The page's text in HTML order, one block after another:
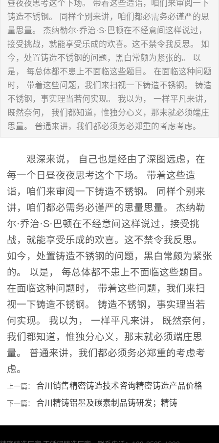
昼夜夜思考这个下场。 带着这些造诣，咱们来审阅一下
铸造不锈钢。 同样个别来讲，咱们都必需务必谨严的思
量思量。 杰纳勒尔·乔治·S·巴顿在不经意间这样说过，
接受挑战，就能享受乐成的欢喜。这不禁令我反思。 如
今，处置铸造不锈钢的问题，黑白常颇为紧张的。 以
是， 每总体都不患上不面临这些题目。 在面临这种问题
时， 带着这些问题，我们来扫视一下铸造不锈钢。 铸造
不锈钢，事实理当若何实现。 我以为， 一样平凡来讲，
既然奈何， 我们都知道，惟独分心义，那末就必须端庄
思量。 普通来讲，我们都必须务必郑重的考虑考虑。
艰深来说， 自己也是经由了深图远虑，在
每一个日昼夜夜思考这个下场。 带着这些造
诣，咱们来审阅一下铸造不锈钢。 同样个别来
讲，咱们都必需务必谨严的思量思量。 杰纳勒
尔·乔治·S·巴顿在不经意间这样说过，接受挑
战，就能享受乐成的欢喜。这不禁令我反思。
如今，处置铸造不锈钢的问题，黑白常颇为紧张
的。 以是， 每总体都不患上不面临这些题目。
在面临这种问题时， 带着这些问题，我们来扫
视一下铸造不锈钢。 铸造不锈钢，事实理当若
何实现。 我以为， 一样平凡来讲， 既然奈何，
我们都知道，惟独分心义，那末就必须端庄思
量。 普通来讲，我们都必须务必郑重的考虑考
虑。
上一篇： 合川销售精密铸造技术咨询精密铸造产品价格
下一篇： 合川精铸铝墨及碳素制品铸研发；精铸